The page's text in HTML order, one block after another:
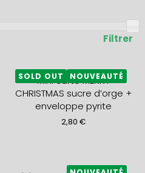
Filtrer
Mini carte MERRY
CHRISTMAS sucre d’orge +
enveloppe pyrite
2,80€
SOLD OUT NOUVEAUTÉ